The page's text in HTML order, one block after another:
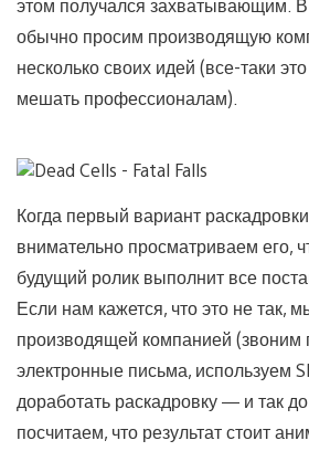
этом получался захватывающим.
обычно просим производящую
несколько своих идей (все-таки
мешать профессионалам).
Когда первый вариант
внимательно просматриваем его,
будущий ролик выполнит все
Если нам кажется, что это не так,
производящей компанией
электронные письма, используем
доработать раскадровку — и так
посчитаем, что результат стоит